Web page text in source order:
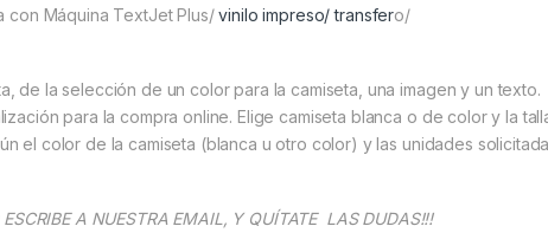
con Máquina TextJet Plus/vinilo impreso/transfero/
de la selección de un color para la camiseta, una imagen y un texto.
para la compra online. Elige camiseta blanca o de color y la
el color de la camiseta (blanca u otro color) y las unidades
A NUESTRA EMAIL, Y QUÍTATE LAS DUDAS!!!